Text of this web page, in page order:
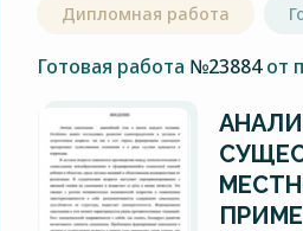
Дипломная работа
Готовая работа №23884от